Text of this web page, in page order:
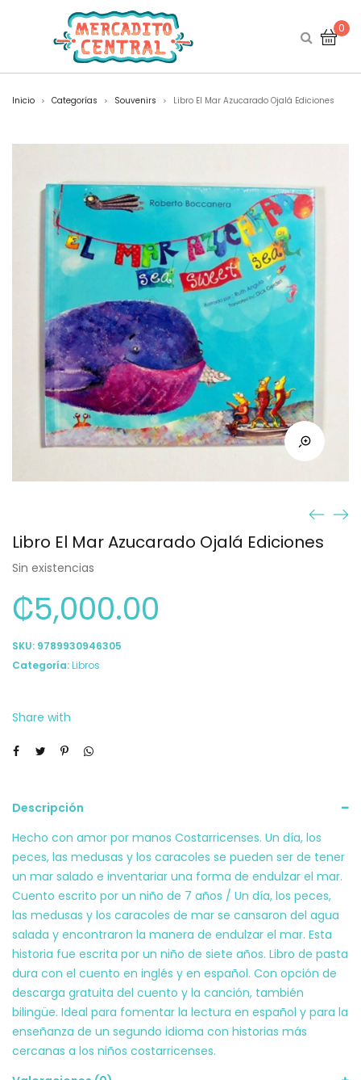
0
Inicio > Categorías > Souvenirs > Libro El Mar Azucarado Ojalá Ediciones
Libro El Mar Azucarado Ojalá Ediciones
Sin existencias
₡5,000.00
SKU: 9789930946305
Categoría:Libros
Share with
Descripción
Hecho con amor por manos Costarricenses. Un día, los
peces, las medusas y los caracoles se pueden ser de tener
un mar salado e inventariar una forma de endulzar el mar.
Cuento escrito por un niño de 7 años / Un día, los peces,
las medusas y los caracoles de mar se cansaron del agua
salada y encontraron la manera de endulzar el mar. Esta
historia fue escrita por un niño de siete años. Libro de pasta
dura con el cuento en inglés y en español. Con opción de
descarga gratuita del cuento y la canción, también
bilingüe. Ideal para fomentar la lectura en español y para la
enseñanza de un segundo idioma con historias más
cercanas a los niños costarricenses.